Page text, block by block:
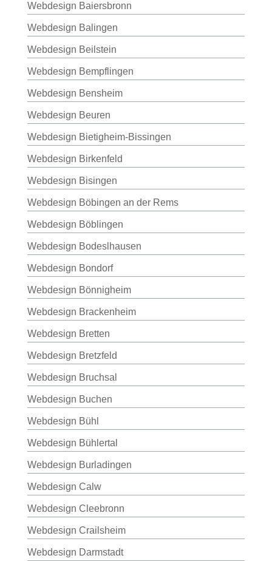
Webdesign Baiersbronn
Webdesign Balingen
Webdesign Beilstein
Webdesign Bempflingen
Webdesign Bensheim
Webdesign Beuren
Webdesign Bietigheim-Bissingen
Webdesign Birkenfeld
Webdesign Bisingen
Webdesign Böbingen an der Rems
Webdesign Böblingen
Webdesign Bodeslhausen
Webdesign Bondorf
Webdesign Bönnigheim
Webdesign Brackenheim
Webdesign Bretten
Webdesign Bretzfeld
Webdesign Bruchsal
Webdesign Buchen
Webdesign Bühl
Webdesign Bühlertal
Webdesign Burladingen
Webdesign Calw
Webdesign Cleebronn
Webdesign Crailsheim
Webdesign Darmstadt